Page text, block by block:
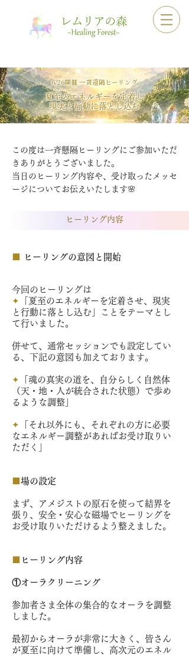
6/26開催 一斉遠隔ヒーリング
夏至のエネルギーを定着し
​現実と行動に落とし込む
この度は一斉懸隔ヒーリングにご参加いただ
きありがとうございました。
当日のヒーリング内容や、受け取ったメッセ
ージについてお伝えいたします🌸
ヒーリング内容
ヒーリングの意図と開始
今回のヒーリングは
✦
「夏至のエネルギーを定着させ、現実
と行動に落とし込む」ことをテーマとし
て行いました。
併せて、通常セッションでも設定してい
る、下記の意図も加えております。
✦
「魂の真実の道を、自分らしく自然体
（天・地・人が統合された状態）で歩め
るような調整」
✦
「それ以外にも、それぞれの方に必要
なエネルギー調整があればお受け取りい
ただく」
場の設定
まず、アメジストの原石を使って結界を
張り、安全・安心な磁場でヒーリングを
お受け取りいただけるよう整えました。
ヒーリング内容
①オーラクリーニング
参加者さま全体の集合的なオーラを調整
しました。
最初からオーラが非常に大きく、皆さん
が夏至に向けて準備し、高次元のエネル